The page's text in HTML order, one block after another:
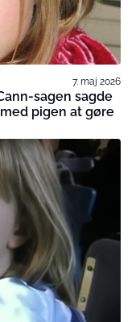
7. maj 2026
sagen sagde
pigen at gøre